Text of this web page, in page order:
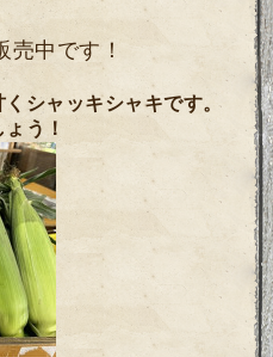
中です！
シャッキシャキです。
う！